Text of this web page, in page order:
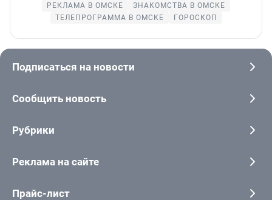
РЕКЛАМА В ОМСКЕ
ЗНАКОМСТВА В ОМСКЕ
ТЕЛЕПРОГРАММА В ОМСКЕ
ГОРОСКОП
Подписаться на новости
Сообщить новость
Рубрики
Реклама на сайте
Прайс-лист